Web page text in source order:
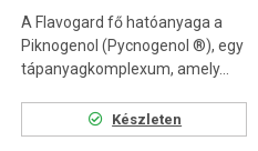
A Flavogard fő hatóanyaga a
Piknogenol (Pycnogenol ®), egy
tápanyagkomplexum, amely...
Készleten